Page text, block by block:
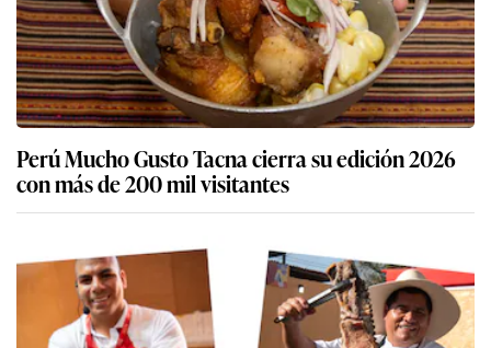
Perú Mucho Gusto Tacna cierra su edición 2026
con más de 200 mil visitantes